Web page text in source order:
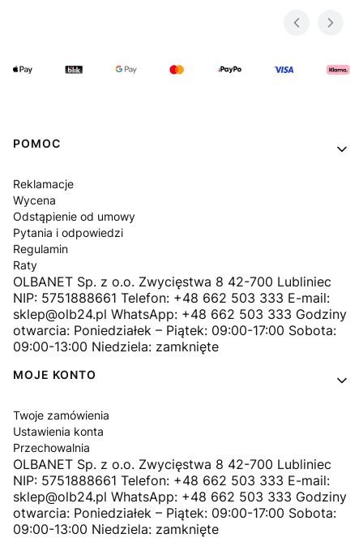
Linki w stopce
POMOC
Reklamacje
Wycena
Odstąpienie od umowy
Pytania i odpowiedzi
Regulamin
Raty
OLBANET Sp. z o.o. Zwycięstwa 8 42-700 Lubliniec
NIP: 5751888661 Telefon: +48 662 503 333 E-mail:
sklep@olb24.pl WhatsApp: +48 662 503 333 Godziny
otwarcia: Poniedziałek – Piątek: 09:00-17:00 Sobota:
09:00-13:00 Niedziela: zamknięte
MOJE KONTO
Twoje zamówienia
Ustawienia konta
Przechowalnia
OLBANET Sp. z o.o. Zwycięstwa 8 42-700 Lubliniec
NIP: 5751888661 Telefon: +48 662 503 333 E-mail:
sklep@olb24.pl WhatsApp: +48 662 503 333 Godziny
otwarcia: Poniedziałek – Piątek: 09:00-17:00 Sobota:
09:00-13:00 Niedziela: zamknięte